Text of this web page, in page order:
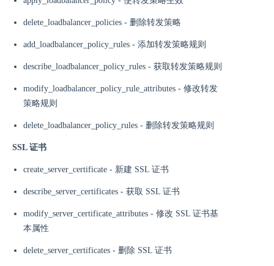
delete_loadbalancer_policies - 删除转发策略
add_loadbalancer_policy_rules - 添加转发策略规则
describe_loadbalancer_policy_rules - 获取转发策略规则
modify_loadbalancer_policy_rule_attributes - 修改转发
策略规则
delete_loadbalancer_policy_rules - 删除转发策略规则
SSL 证书
create_server_certificate - 新建 SSL 证书
describe_server_certificates - 获取 SSL 证书
modify_server_certificate_attributes - 修改 SSL 证书基
本属性
delete_server_certificates - 删除 SSL 证书